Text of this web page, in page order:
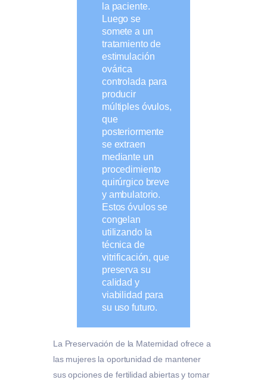
la paciente.
Luego se
somete a un
tratamiento de
estimulación
ovárica
controlada para
producir
múltiples óvulos,
que
posteriormente
se extraen
mediante un
procedimiento
quirúrgico breve
y ambulatorio.
Estos óvulos se
congelan
utilizando la
técnica de
vitrificación, que
preserva su
calidad y
viabilidad para
su uso futuro.
La Preservación de la Maternidad ofrece a
las mujeres la oportunidad de mantener
sus opciones de fertilidad abiertas y tomar